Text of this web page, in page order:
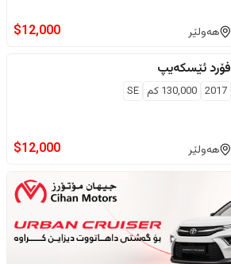
هەولێر $12,000
فۆرد ئێسکەیپ
2017
130,000 كم SE
هەولێر $12,000